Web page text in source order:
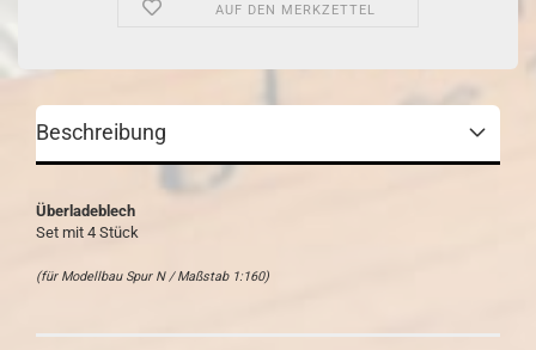
AUF DEN MERKZETTEL
Beschreibung
Überladeblech
Set mit 4 Stück
(für Modellbau Spur N / Maßstab 1:160)